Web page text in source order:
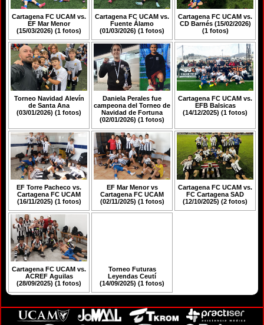
Cartagena FC UCAM vs.
EF Mar Menor
(15/03/2026) (1 fotos)
Cartagena FC UCAM vs.
Fuente Álamo
(01/03/2026) (1 fotos)
Cartagena FC UCAM vs.
CD Barnés (15/02/2026)
(1 fotos)
Torneo Navidad Alevín
de Santa Ana
(03/01/2026) (1 fotos)
Daniela Perales fue
campeona del Torneo de
Navidad de Fortuna
(02/01/2026) (1 fotos)
Cartagena FC UCAM vs.
EFB Balsicas
(14/12/2025) (1 fotos)
EF Torre Pacheco vs.
Cartagena FC UCAM
(16/11/2025) (1 fotos)
EF Mar Menor vs
Cartagena FC UCAM
(02/11/2025) (1 fotos)
Cartagena FC UCAM vs.
FC Cartagena SAD
(12/10/2025) (2 fotos)
Cartagena FC UCAM vs.
ACREF Aguilas
(28/09/2025) (1 fotos)
Torneo Futuras
Leyendas Ceutí
(14/09/2025) (1 fotos)